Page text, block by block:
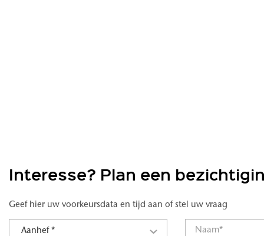
Interesse? Plan een
Geef hier uw voorkeursdata en tijd aan of stel uw vraag
Aanhef *